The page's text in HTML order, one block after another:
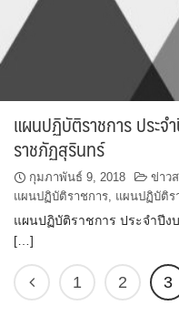
แผนปฏิบัติราชการ ประ
ราชภัฏสุรินทร์
กุมภาพันธ์ 9, 2018 ข่าว
แผนปฏิบัติราชการ, แผนปฏิบัติร
แผนปฏิบัติราชการ ประจำปี
[…]
1 2 3